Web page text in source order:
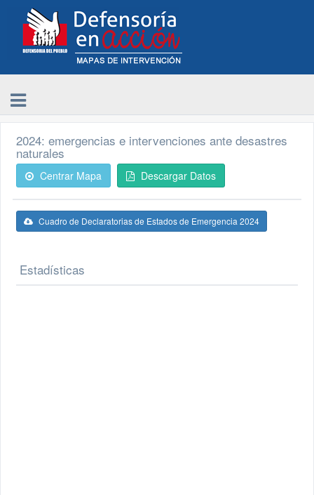
2024: emergencias e intervenciones ante desastres
naturales
Centrar Mapa Descargar Datos
Cuadro de Declaratorias de Estados de Emergencia 2024
Estadísticas